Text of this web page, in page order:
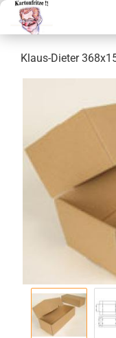
Klaus-​Dieter